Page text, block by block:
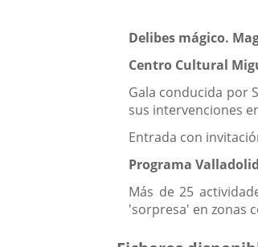
Delibes mágico.
Centro Cultural
Gala conducida por
sus intervenciones
Entrada con
Programa
Más de 25
'sorpresa' en zonas